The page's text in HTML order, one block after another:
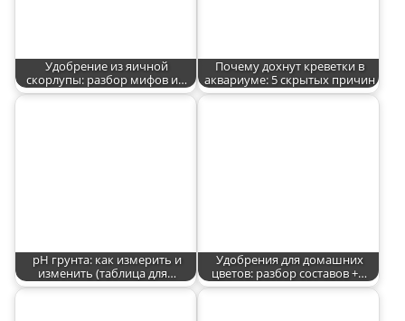
Удобрение из яичной
скорлупы: разбор мифов и…
Почему дохнут креветки в
аквариуме: 5 скрытых причин
pH грунта: как измерить и
изменить (таблица для…
Удобрения для домашних
цветов: разбор составов +…